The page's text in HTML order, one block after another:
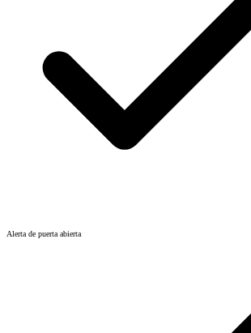
Alerta de puerta abierta